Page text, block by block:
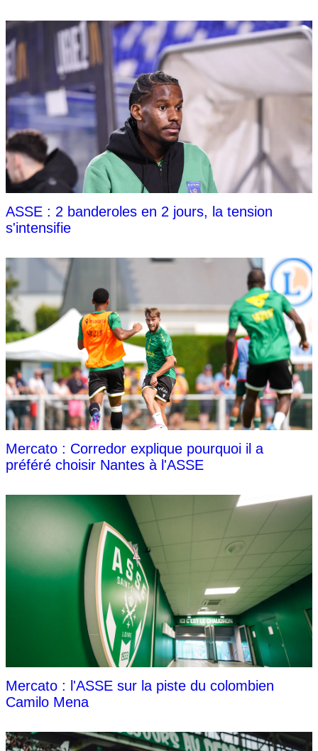
ASSE : 2 banderoles en 2 jours, la tension
s'intensifie
Mercato : Corredor explique pourquoi il a
préféré choisir Nantes à l'ASSE
Mercato : l'ASSE sur la piste du colombien
Camilo Mena